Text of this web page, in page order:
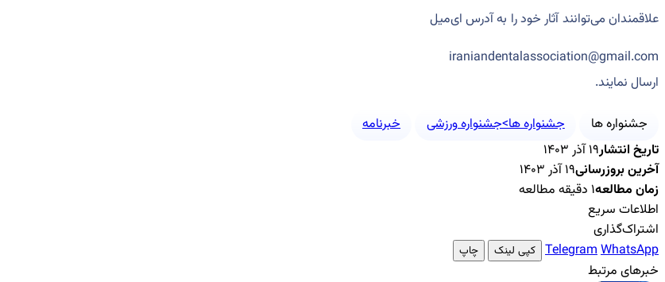
علاقمندان می‌توانند آثار خود را به آدرس ای‌میل
iraniandentalassociation@gmail.com
ارسال نمایند.
جشنواره ها جشنواره ها>جشنواره ورزشی
خبرنامه
تاریخ انتشار۱۹ آذر ۱۴۰۳
آخرین بروزرسانی۱۹ آذر ۱۴۰۳
زمان مطالعه۱ دقیقه مطالعه
اطلاعات سریع
اشتراک‌گذاری
TelegramWhatsApp کپی لینک چاپ
خبرهای مرتبط